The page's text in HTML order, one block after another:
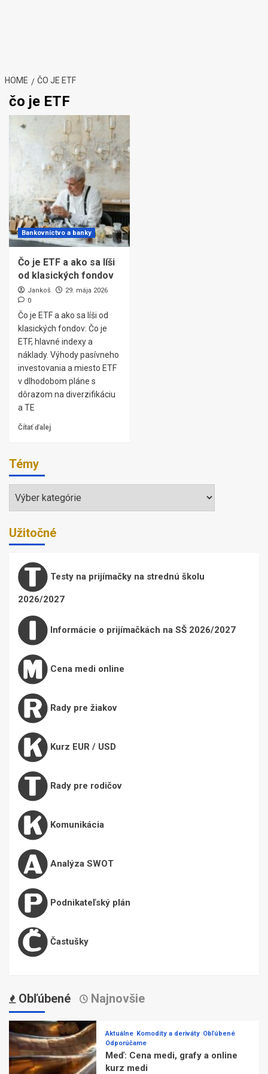
HOME ČO JE ETF
čo je ETF
Bankovníctvo a banky
Čo je ETF a ako sa líši
od klasických fondov
Jankoš
29. mája 2026
0
Čo je ETF a ako sa líši od
klasických fondov: Čo je
ETF, hlavné indexy a
náklady. Výhody pasívneho
investovania a miesto ETF
v dlhodobom pláne s
dôrazom na diverzifikáciu
a TE
Čítať ďalej
Témy
Témy
Užitočné
Testy na prijímačky na strednú školu
2026/2027
Informácie o prijímačkách na SŠ 2026/2027
Cena medi online
Rady pre žiakov
Kurz EUR / USD
Rady pre rodičov
Komunikácia
Analýza SWOT
Podnikateľský plán
Častušky
Obľúbené Najnovšie
Aktuálne Komodity a deriváty Obľúbené
Odporúčame
Meď: Cena medi, grafy a online
kurz medi